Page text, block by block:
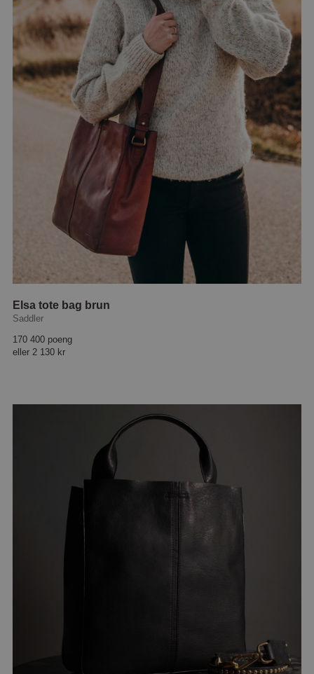
Elsa tote bag brun
Saddler
170 400 poeng
eller 2 130 kr